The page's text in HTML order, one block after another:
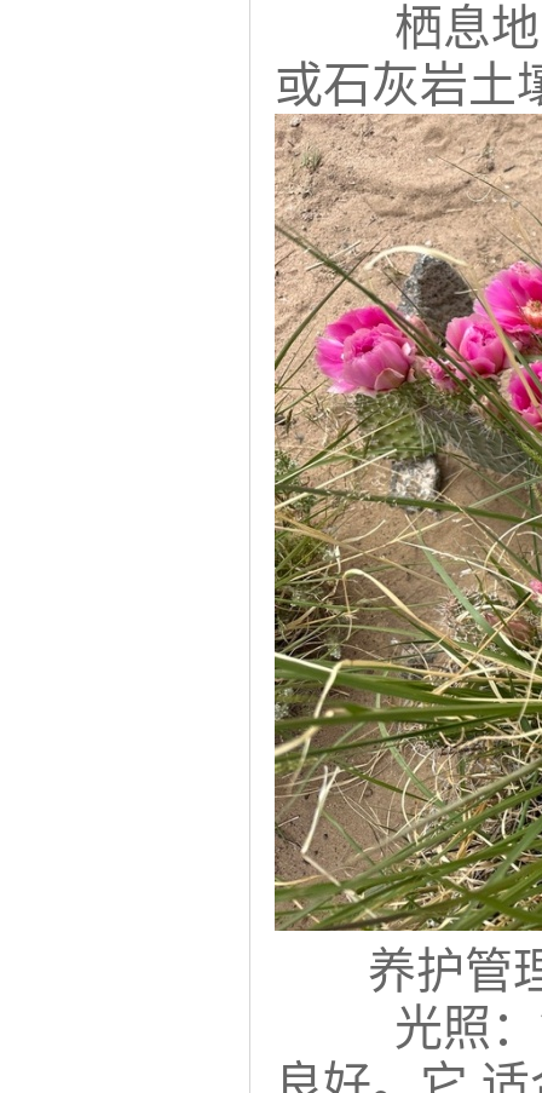
栖息
或石灰岩土
养护管
光照